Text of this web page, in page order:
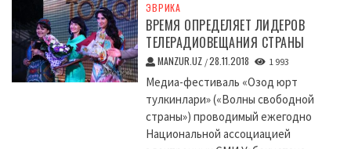
ЭВРИКА
ВРЕМЯ ОПРЕДЕЛЯЕТ ЛИДЕРОВ
ТЕЛЕРАДИОВЕЩАНИЯ СТРАНЫ
MANZUR.UZ /28.11.2018 1 993
Медиа-фестиваль «Озод юрт
тулкинлари» («Волны свободной
страны») проводимый ежегодно
Национальной ассоциацией